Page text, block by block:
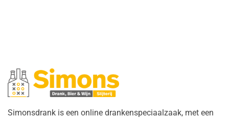
Simonsdrank is een online drankenspeciaalzaak, met een